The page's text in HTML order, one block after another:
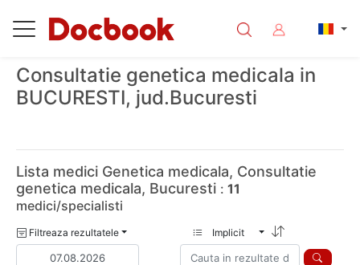
Consultatie genetica medicala in
BUCURESTI, jud.Bucuresti
Lista medici Genetica medicala, Consultatie
genetica medicala, Bucuresti : 11
medici/specialisti
Filtreaza rezultatele Implicit